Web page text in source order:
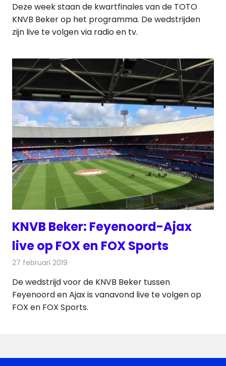
Deze week staan de kwartfinales van de TOTO
KNVB Beker op het programma. De wedstrijden
zijn live te volgen via radio en tv.
KNVB Beker: Feyenoord-Ajax
live op FOX en FOX Sports
27 februari 2019
De wedstrijd voor de KNVB Beker tussen
Feyenoord en Ajax is vanavond live te volgen op
FOX en FOX Sports.